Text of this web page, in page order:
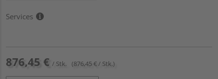
Services
876,45 € / Stk. (876,45 € / Stk.)